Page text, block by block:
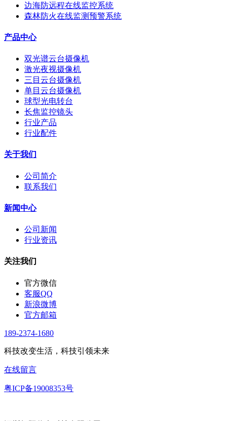
边海防远程在线监控系统
森林防火在线监测预警系统
产品中心
双光谱云台摄像机
激光夜视摄像机
三目云台摄像机
单目云台摄像机
球型光电转台
长焦监控镜头
行业产品
行业配件
关于我们
公司简介
联系我们
新闻中心
公司新闻
行业资讯
关注我们
官方微信
客服QQ
新浪微博
官方邮箱
189-2374-1680
科技改变生活，科技引领未来
在线留言
粤ICP备19008353号